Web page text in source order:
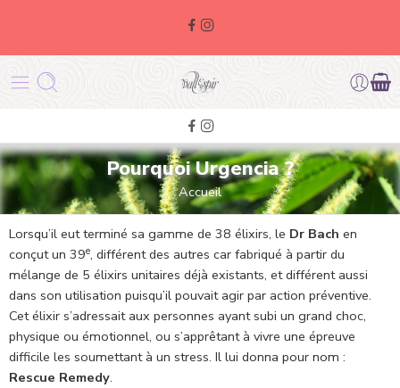
Pourquoi Urgencia ?
Accueil
Lorsqu’il eut terminé sa gamme de 38 élixirs, le Dr Bach en
conçut un 39e, différent des autres car fabriqué à partir du
mélange de 5 élixirs unitaires déjà existants, et différent aussi
dans son utilisation puisqu’il pouvait agir par action préventive.
Cet élixir s’adressait aux personnes ayant subi un grand choc,
physique ou émotionnel, ou s’apprêtant à vivre une épreuve
difficile les soumettant à un stress. Il lui donna pour nom :
Rescue Remedy.